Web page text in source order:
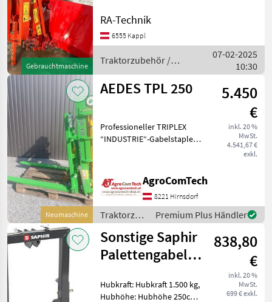
Gebrauchtmaschine
- Baujahr 2000 -
Nutzlast 300kg -
Höhe Nutzabladu
RA-Technik
6555 Kappl
Traktorzubehör /
Sonstige
07-02-2025
10:30
Neumaschine
AEDES TPL 250
5.450
€
inkl. 20 %
MwSt.
4.541,67 €
exkl.
Professioneller TRIPLEX
“INDUSTRIE“-Gabelstapler
Hubhöhe und MAXIMALER
SICHT für Traktor Front-
und Heckanbau.
AgroComTech
8221 Hirnsdorf
Traktorzubehör
/ Aedes
Premium Plus Händler
Sonstige Saphir
Palettengabel
838,80
€
inkl. 20 %
MwSt.
699 € exkl.
Hubkraft: Hubkraft 1.500 kg,
Hubhöhe: Hubhöhe 250cm